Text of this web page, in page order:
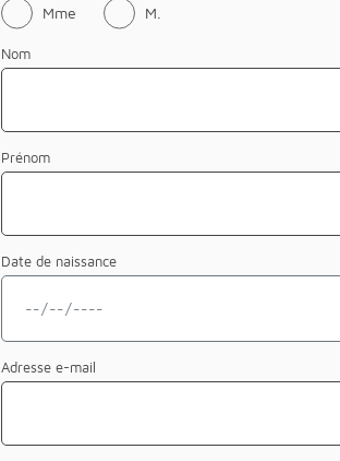
Mme M.
Nom
Prénom
Date de naissance
Adresse e-mail